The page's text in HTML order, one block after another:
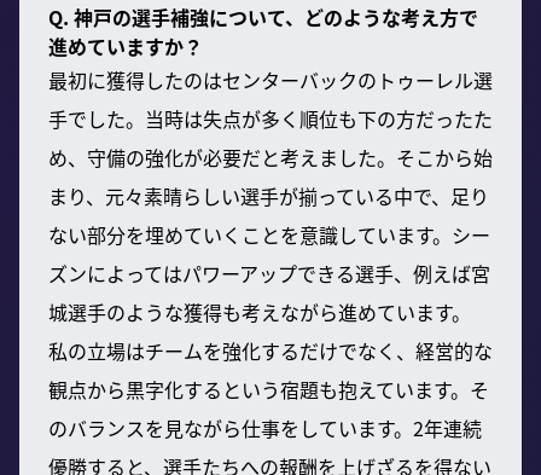
Q. 神戸の選手補強について、どのような考え方で
進めていますか？
最初に獲得したのはセンターバックのトゥーレル選
手でした。当時は失点が多く順位も下の方だったた
め、守備の強化が必要だと考えました。そこから始
まり、元々素晴らしい選手が揃っている中で、足り
ない部分を埋めていくことを意識しています。シー
ズンによってはパワーアップできる選手、例えば宮
城選手のような獲得も考えながら進めています。
私の立場はチームを強化するだけでなく、経営的な
観点から黒字化するという宿題も抱えています。そ
のバランスを見ながら仕事をしています。2年連続
優勝すると、選手たちへの報酬を上げざるを得ない